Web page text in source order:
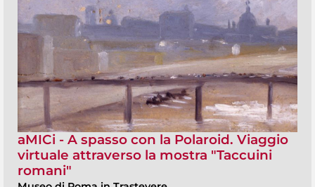
aMICi - A spasso con la Polaroid. Viaggio
virtuale attraverso la mostra "Taccuini
romani"